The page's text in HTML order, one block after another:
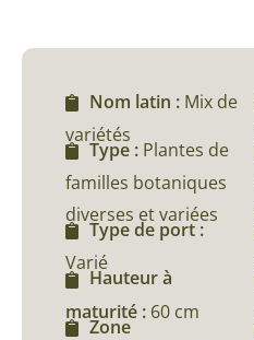
Nom latin : Mix de
variétés
Type : Plantes de
familles botaniques
diverses et variées
Type de port :
Varié
Hauteur à
maturité : 60 cm
Zone